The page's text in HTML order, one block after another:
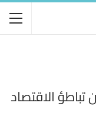
الاقتصاد